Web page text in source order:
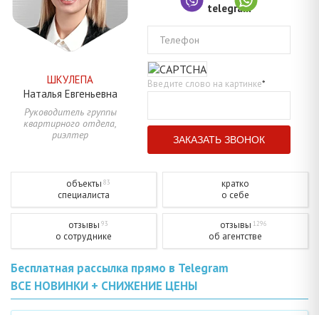
ШКУЛЕПА
Наталья Евгеньевна
Руководитель группы
квартирного отдела,
риэлтер
Телефон
Введите слово на картинке*
объекты 83
специалиста
кратко
о себе
отзывы 93
о сотруднике
отзывы 1296
об агентстве
Бесплатная рассылка прямо в Telegram
ВСЕ НОВИНКИ + СНИЖЕНИЕ ЦЕНЫ